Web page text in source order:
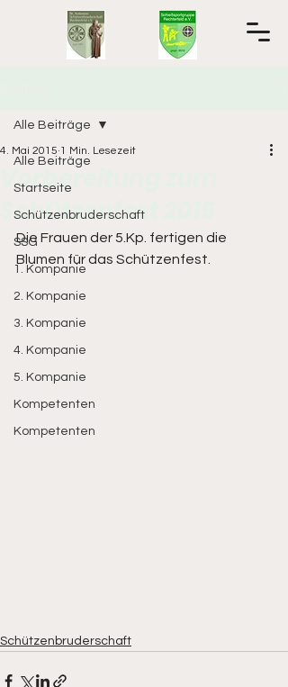
Alle Beiträge
Startseite
Schützenbruderschaft
SSG
1. Kompanie
2. Kompanie
3. Kompanie
4. Kompanie
5. Kompanie
Kompetenten
Kompetenten
Alle Beiträge
Vorbereitung zum
Schützenfest 2015
4. Mai 2015 1 Min. Lesezeit
Die Frauen der 5.Kp. fertigen die
Blumen für das Schützenfest.
Schützenbruderschaft